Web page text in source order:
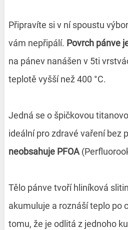
Připravíte si v ní spoustu
vám nepřipálí. Povrch pánve
na pánev nanášen v 5ti
teplotě vyšší než 400 °C.
Jedná se o špičkovou
ideální pro zdravé vaření bez
neobsahuje PFOA
Tělo pánve tvoří hliníková
akumuluje a roznáší teplo po
tomu, že je odlitá z jednoho